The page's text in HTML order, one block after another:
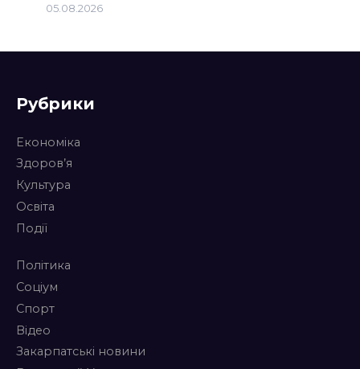
05.08.2026
Рубрики
Економіка
Здоров’я
Культура
Освіта
Події
Політика
Соціум
Спорт
Відео
Закарпатські новини